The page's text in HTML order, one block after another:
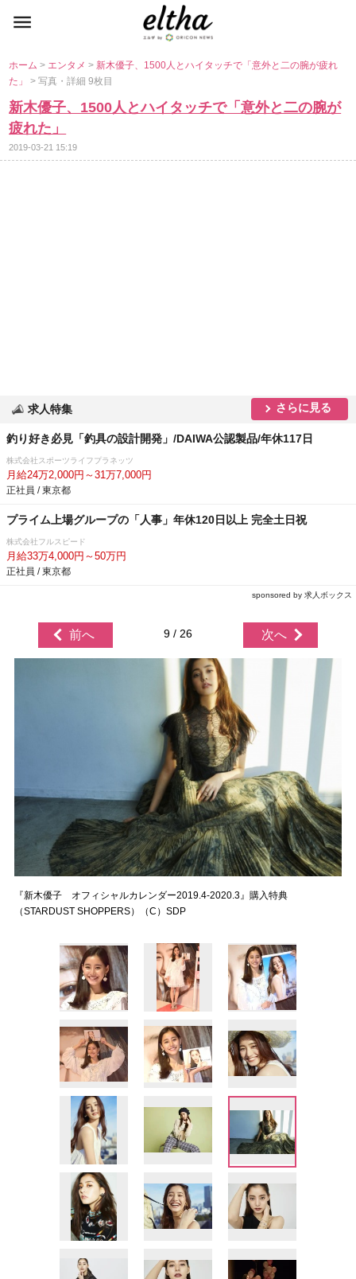
ホーム> エンタメ> 新木優子、1500人とハイタッチで「意外と二の腕が疲れ
た」> 写真・詳細 9枚目
新木優子、1500人とハイタッチで「意外と二の腕が
疲れた」
2019-03-21 15:19
求人特集 さらに見る
釣り好き必見「釣具の設計開発」/DAIWA公認製品/年休117日
株式会社スポーツライフプラネッツ
月給24万2,000円～31万7,000円
正社員 / 東京都
プライム上場グループの「人事」年休120日以上 完全土日祝
株式会社フルスピード
月給33万4,000円～50万円
正社員 / 東京都
sponsored by 求人ボックス
前へ 9 / 26 次へ
『新木優子 オフィシャルカレンダー2019.4-2020.3』購入特典
（STARDUST SHOPPERS）（C）SDP